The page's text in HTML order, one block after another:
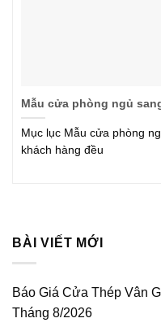
Mẫu cửa phòng ngủ
Mục lục Mẫu cửa phòng
khách hàng đều
BÀI VIẾT MỚI
Báo Giá Cửa Thép Vân
Tháng 8/2026